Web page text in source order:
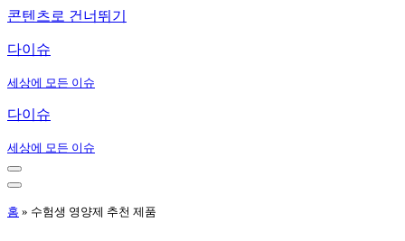
콘텐츠로 건너뛰기
다이슈
세상에 모든 이슈
다이슈
세상에 모든 이슈
내
비
게
내
비
홈 » 수험생 영양제 추천 제품